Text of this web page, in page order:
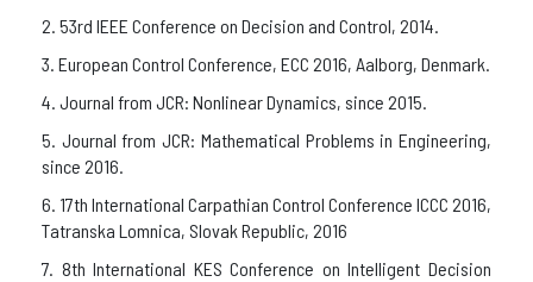
2. 53rd IEEE Conference on Decision and Control, 2014.
3. European Control Conference, ECC 2016, Aalborg, Denmark.
4. Journal from JCR: Nonlinear Dynamics, since 2015.
5. Journal from JCR: Mathematical Problems in Engineering,
since 2016.
6. 17th International Carpathian Control Conference ICCC 2016,
Tatranska Lomnica, Slovak Republic, 2016
7. 8th International KES Conference on Intelligent Decision